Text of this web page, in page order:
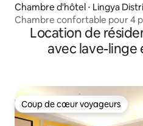
Chambre d'hôtel ⋅ Lingya
Chambre confortable pour 4
Location de
avec lave-linge
Coup de cœur voyageurs
Coup de cœur voyageurs